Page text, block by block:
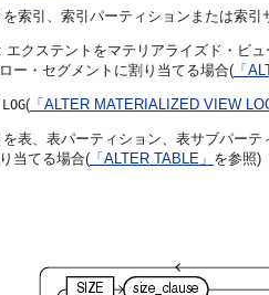
索引、索引パーティションまたは索
エクステントをマテリアライズド・ビ
ー・セグメントに割り当てる場合( 「
LOG( 「ALTER MATERIALIZED VIEW
表、表パーティション、表サブパー
当てる場合( 「ALTER TABLE」 を参照)